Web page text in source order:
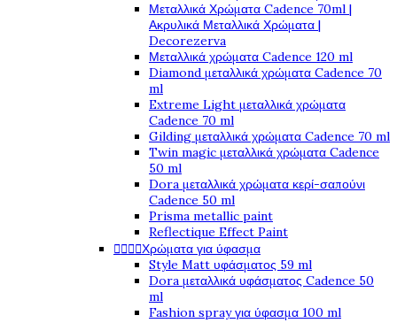
Μεταλλικά Χρώματα Cadence 70ml |
Ακρυλικά Μεταλλικά Χρώματα |
Decorezerva
Μεταλλικά χρώματα Cadence 120 ml
Diamond μεταλλικά χρώματα Cadence 70
ml
Extreme Light μεταλλικά χρώματα
Cadence 70 ml
Gilding μεταλλικά χρώματα Cadence 70 ml
Twin magic μεταλλικά χρώματα Cadence
50 ml
Dora μεταλλικά χρώματα κερί-σαπούνι
Cadence 50 ml
Prisma metallic paint
Reflectique Effect Paint
Χρώματα για ύφασμα
Style Matt υφάσματος 59 ml
Dora μεταλλικά υφάσματος Cadence 50
ml
Fashion spray για ύφασμα 100 ml